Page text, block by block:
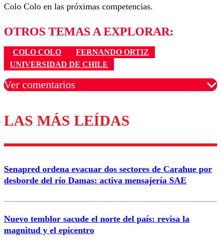
Colo Colo en las próximas competencias.
OTROS TEMAS A EXPLORAR:
COLO COLO
FERNANDO ORTIZ
UNIVERSIDAD DE CHILE
Ver comentarios
Los comentarios son moderados para garantizar un
diálogo respetuoso.
Correo
LAS MÁS LEÍDAS
Senapred ordena evacuar dos sectores de Carahue por
desborde del río Damas: activa mensajería SAE
Nuevo temblor sacude el norte del país: revisa la
magnitud y el epicentro